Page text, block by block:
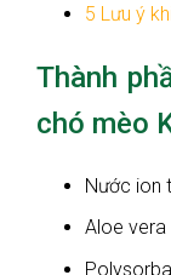
5 Lưu ý
Thành
chó mèo
Nước ion
Aloe